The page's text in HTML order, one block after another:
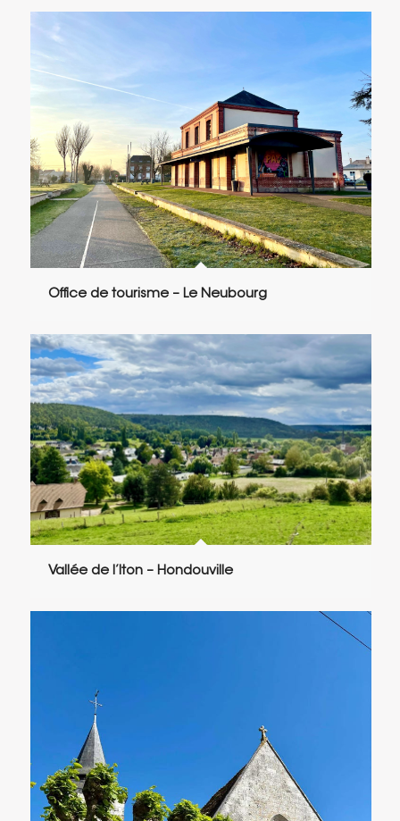
Office de tourisme – Le Neubourg
Vallée de l’Iton – Hondouville